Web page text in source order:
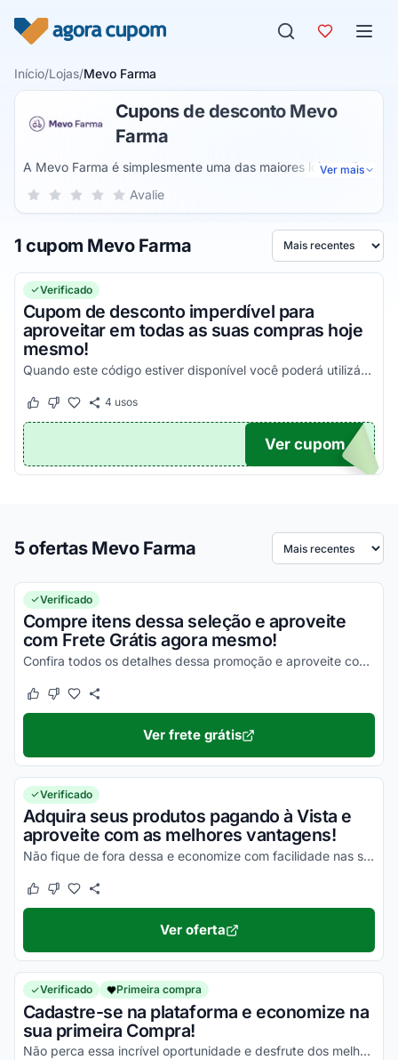
Início/Lojas/Mevo Farma
Cupons de desconto Mevo
Farma
A Mevo Farma é simplesmente uma das maiores lojas online
do ramo farmacêutico, uma plataforma completa onde você
neste segmento e que preza sempre pela sua máxima
satisfação durante todos os momentos da sua compra.
Ver mais
Sua nota para Mevo Farma, de 1 a 5 estrelas
5 estrelas
4 estrelas
3 estrelas
2 estrelas
1 estrela Avalie
1 cupom Mevo Farma Ordenar por
Verificado
Cupom de desconto imperdível para
aproveitar em todas as suas compras hoje
mesmo!
Quando este código estiver disponível você poderá utilizá-lo na sua próxima compra na Mevo Farma!
Este cupom funcionou
Este cupom não funcionou
4 usos
TICO
Ver cupom
5 ofertas Mevo Farma Ordenar por
Verificado
Compre itens dessa seleção e aproveite
com Frete Grátis agora mesmo!
Confira todos os detalhes dessa promoção e aproveite com vantagens simplesmente incríveis!
Este cupom funcionou
Este cupom não funcionou
Ver frete grátis
Verificado
Adquira seus produtos pagando à Vista e
aproveite com as melhores vantagens!
Não fique de fora dessa e economize com facilidade nas suas compras!
Este cupom funcionou
Este cupom não funcionou
Ver oferta
Verificado Primeira compra
Cadastre-se na plataforma e economize na
sua primeira Compra!
Não perca essa incrível oportunidade e desfrute dos melhores descontos!